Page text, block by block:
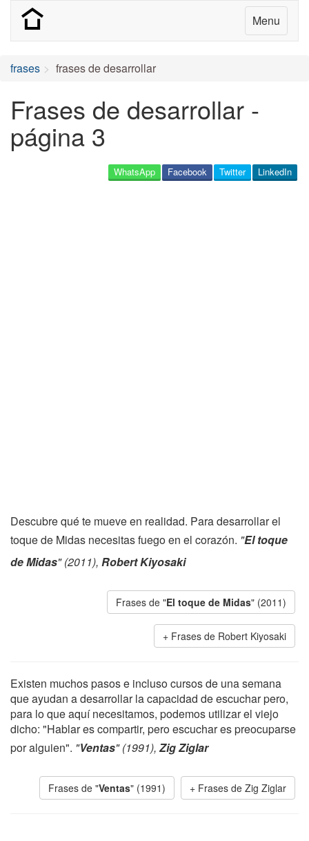
Menu
frases frases de desarrollar
Frases de desarrollar -
página 3
LinkedIn
Twitter
Facebook
WhatsApp
Descubre qué te mueve en realidad. Para desarrollar el
toque de Midas necesitas fuego en el corazón. "El toque
de Midas" (2011), Robert Kiyosaki
Frases de "El toque de Midas" (2011)
Frases de Robert Kiyosaki
Existen muchos pasos e incluso cursos de una semana
que ayudan a desarrollar la capacidad de escuchar pero,
para lo que aquí necesitamos, podemos utilizar el viejo
dicho: "Hablar es compartir, pero escuchar es preocuparse
por alguien". "Ventas" (1991), Zig Ziglar
Frases de "Ventas" (1991) Frases de Zig Ziglar